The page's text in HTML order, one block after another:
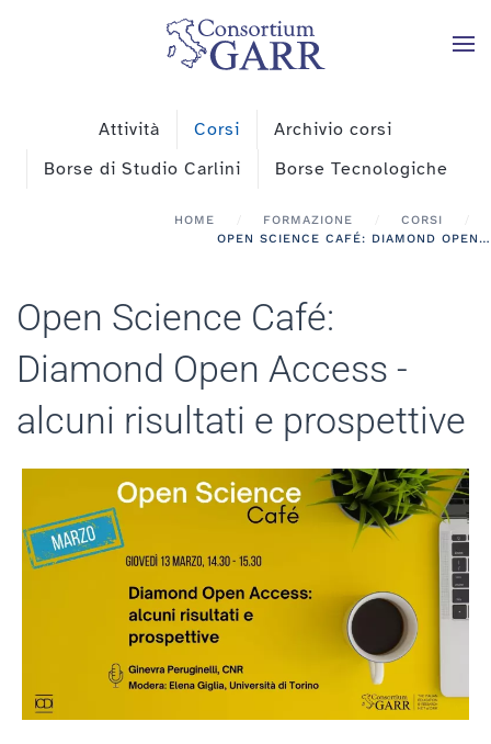
Skip to main content
Attività Corsi
Archivio corsi
Borse di Studio Carlini
Borse Tecnologiche
HOME FORMAZIONE
CORSI
OPEN SCIENCE CAFÉ: DIAMOND OPEN ACCESS - ALCUNI RISULTATI E PROSPETTIVE
Open Science Café:
Diamond Open Access -
alcuni risultati e prospettive